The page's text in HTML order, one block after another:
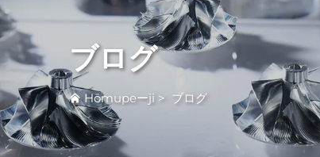
ブログ
Hōmupeーji > ブログ